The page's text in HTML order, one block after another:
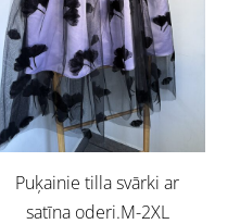
Puķainie tilla svārki ar
satīna oderi.M-2XL